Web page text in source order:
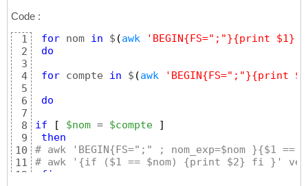
Code :
1
2
3
4
5
6
7
8
9
10
11
12
for nom in $ (awk 'BEGIN{FS=";"}{print $1}'
do
for compte in $ (awk
'BEGIN{FS=";"}{print
do
if
[ $nom = $compte
]
then
# awk 'BEGIN{FS=";" ; nom_exp=$nom
# awk '{if ($1 == $nom) {print $2} fi }'
fi